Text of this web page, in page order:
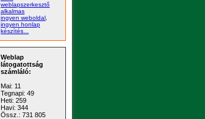
weblapszerkesztő
alkalmas
ingyen weboldal,
ingyen honlap
készítés...
Weblap
látogatottság
számláló:
Mai: 11
Tegnapi: 49
Heti: 259
Havi: 344
Össz.: 731 805